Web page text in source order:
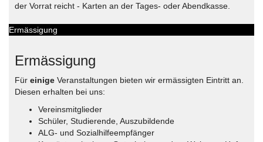
der Vorrat reicht - Karten an der Tages- oder Abendkasse.
Ermässigung
Ermässigung
Für einige Veranstaltungen bieten wir ermässigten Eintritt an.
Diesen erhalten bei uns:
Vereinsmitglieder
Schüler, Studierende, Auszubildende
ALG- und Sozialhilfeempfänger